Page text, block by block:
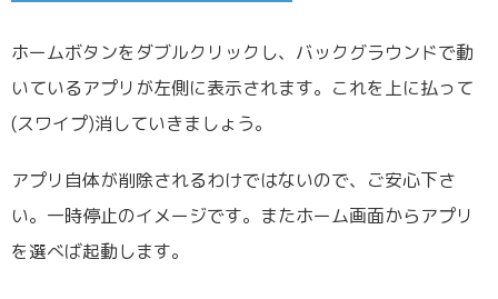
ホームボタンをダブルクリックし、バックグラウンドで動
いているアプリが左側に表示されます。これを上に払って
(スワイプ)消していきましょう。
アプリ自体が削除されるわけではないので、ご安心下さ
い。一時停止のイメージです。またホーム画面からアプリ
を選べば起動します。